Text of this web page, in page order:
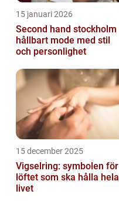
15 januari 2026
Second hand stockholm
hållbart mode med stil
och personlighet
15 december 2025
Vigselring: symbolen för
löftet som ska hålla hela
livet